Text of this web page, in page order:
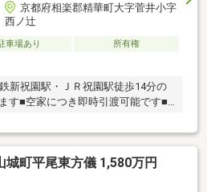
京都府相楽郡精華町大字菅井小字
西ノ辻
車場あり
所有権
新祝園駅・ＪＲ祝園駅徒歩14分の
す■空家につき即時引渡可能です■
城町平尾東方儀 1,580万円